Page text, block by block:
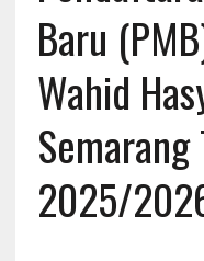
Baru
Wahid
Semarang
2025/